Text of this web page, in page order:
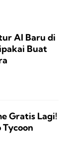
AI Baru di
Buat
Gratis Lagi!
Tycoon